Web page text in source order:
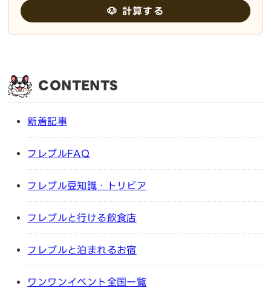
🐶 計算する
CONTENTS
新着記事
フレブルFAQ
フレブル豆知識・トリビア
フレブルと行ける飲食店
フレブルと泊まれるお宿
ワンワンイベント全国一覧